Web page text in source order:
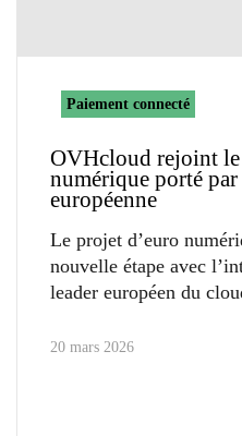
Paiement connecté
OVHcloud rejoint le
numérique porté
européenne
Le projet d’euro
nouvelle étape avec
leader européen du
20 mars 2026